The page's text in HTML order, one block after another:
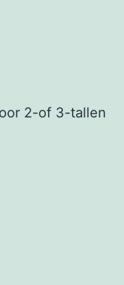
2-of 3-tallen